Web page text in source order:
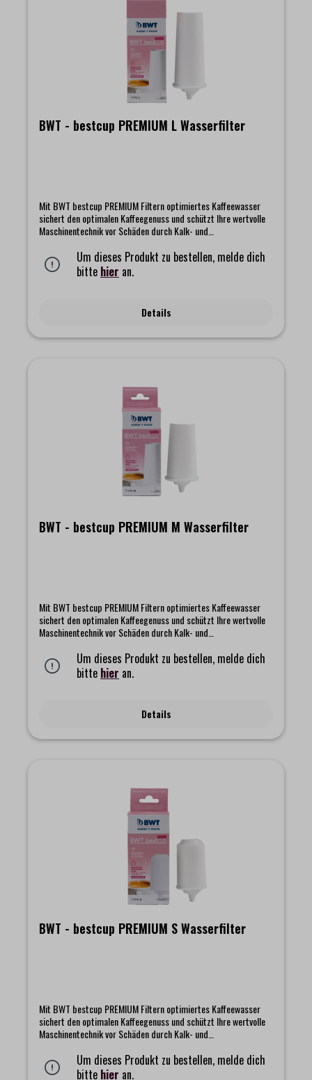
BWT - bestcup PREMIUM L Wasserfilter
Mit BWT bestcup PREMIUM Filtern optimiertes Kaffeewasser
sichert den optimalen Kaffeegenuss und schützt Ihre wertvolle
Maschinentechnik vor Schäden durch Kalk- und
einen speziellen Anschluss und werden einfach in den
Ansaugstutzen im Tank von Kaffeemaschinen gesteckt. Die
einzigartige Wasseroptimierung mit der BWT bestcup PREMIUM
Karbonathärte (Kalkgehalt) als auch von Kalziumsulfat (Gips)
und sorgt für klares, partikelfreies Wasser ohne
Magnesium-Technologie mineralisiert das Wasser zusätzlich mit
Um dieses Produkt zu bestellen, melde dich
bitte hier an.
Details
BWT - bestcup PREMIUM M Wasserfilter
Mit BWT bestcup PREMIUM Filtern optimiertes Kaffeewasser
sichert den optimalen Kaffeegenuss und schützt Ihre wertvolle
Maschinentechnik vor Schäden durch Kalk- und
einen speziellen Anschluss und werden einfach in den
Ansaugstutzen im Tank von Kaffeemaschinen gesteckt. Die
einzigartige Wasseroptimierung mit der BWT bestcup PREMIUM
Karbonathärte (Kalkgehalt) als auch von Kalziumsulfat (Gips)
und sorgt für klares, partikelfreies Wasser ohne
Magnesium-Technologie mineralisiert das Wasser zusätzlich mit
Um dieses Produkt zu bestellen, melde dich
bitte hier an.
Details
BWT - bestcup PREMIUM S Wasserfilter
Mit BWT bestcup PREMIUM Filtern optimiertes Kaffeewasser
sichert den optimalen Kaffeegenuss und schützt Ihre wertvolle
Maschinentechnik vor Schäden durch Kalk- und
einen speziellen Anschluss und werden einfach in den
Ansaugstutzen im Tank von Kaffeemaschinen gesteckt. Die
Um dieses Produkt zu bestellen, melde dich
bitte hier an.